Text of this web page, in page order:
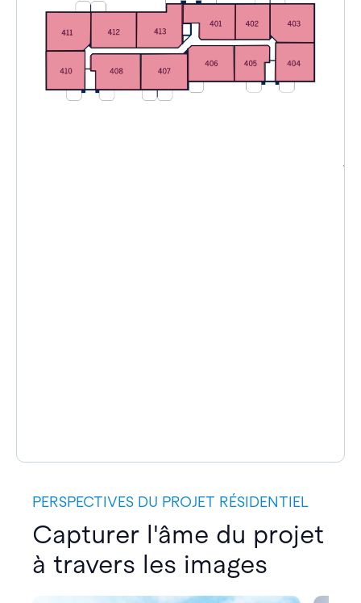
PERSPECTIVES DU PROJET RÉSIDENTIEL
Capturer l'âme du projet
à travers les images